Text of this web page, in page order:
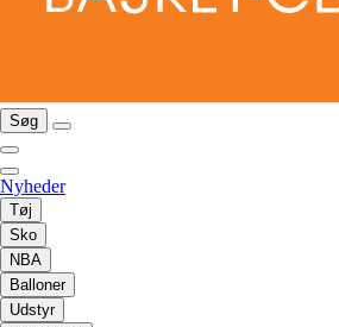
Søg
Nyheder
Tøj
Sko
NBA
Balloner
Udstyr